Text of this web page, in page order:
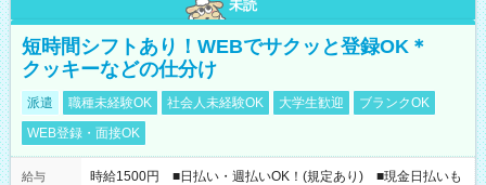
未読
短時間シフトあり！WEBでサクッと登録OK＊
クッキーなどの仕分け
派遣 職種未経験OK 社会人未経験OK 大学生歓迎
ブランクOK
WEB登録・面接OK
給与 時給1500円 ■日払い・週払いOK！(規定あり) ■現金日払いも